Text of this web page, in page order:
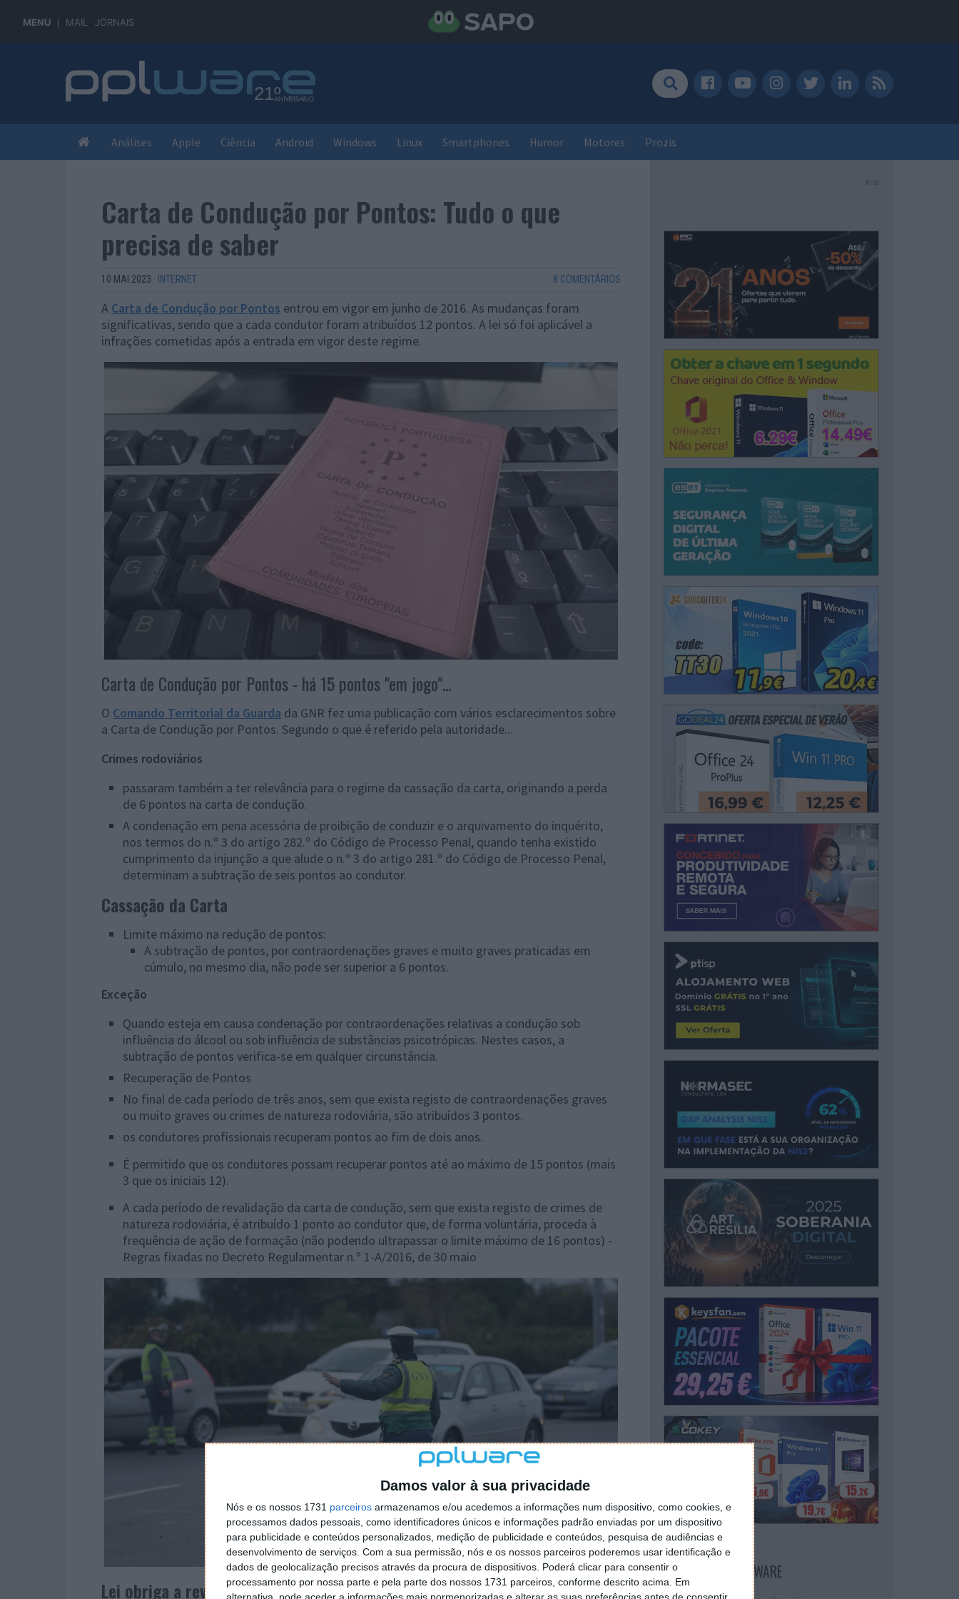
Damos valor à sua privacidade
Nós e os nossos 1731 parceiros armazenamos e/ou acedemos a informações num dispositivo, como cookies, e
processamos dados pessoais, como identificadores únicos e informações padrão enviadas por um dispositivo
para publicidade e conteúdos personalizados, medição de publicidade e conteúdos, pesquisa de audiências e
desenvolvimento de serviços. Com a sua permissão, nós e os nossos parceiros poderemos usar identificação e
dados de geolocalização precisos através da procura de dispositivos. Poderá clicar para consentir o
processamento por nossa parte e pela parte dos nossos 1731 parceiros, conforme descrito acima. Em
MENU MAIL JORNAIS
Análises Apple Ciência Android Windows Linux Smartphones Humor Motores Prozis
Carta de Condução por Pontos: Tudo o que
precisa de saber
10 MAI 2023 · INTERNET 8 COMENTÁRIOS
A Carta de Condução por Pontos entrou em vigor em junho de 2016. As mudanças foram
significativas, sendo que a cada condutor foram atribuídos 12 pontos. A lei só foi aplicável a
infrações cometidas após a entrada em vigor deste regime.
Carta de Condução por Pontos - há 15 pontos "em jogo"...
O Comando Territorial da Guarda da GNR fez uma publicação com vários esclarecimentos sobre
a Carta de Condução por Pontos. Segundo o que é referido pela autoridade...
Crimes rodoviários
passaram também a ter relevância para o regime da cassação da carta, originando a perda
de 6 pontos na carta de condução.
A condenação em pena acessória de proibição de conduzir e o arquivamento do inquérito,
nos termos do n.º 3 do artigo 282.º do Código de Processo Penal, quando tenha existido
cumprimento da injunção a que alude o n.º 3 do artigo 281.º do Código de Processo Penal,
determinam a subtração de seis pontos ao condutor.
Cassação da Carta
Limite máximo na redução de pontos:
A subtração de pontos, por contraordenações graves e muito graves praticadas em
cúmulo, no mesmo dia, não pode ser superior a 6 pontos.
Exceção
Quando esteja em causa condenação por contraordenações relativas a condução sob
influência do álcool ou sob influência de substâncias psicotrópicas. Nestes casos, a
subtração de pontos verifica-se em qualquer circunstância.
Recuperação de Pontos
No final de cada período de três anos, sem que exista registo de contraordenações graves
ou muito graves ou crimes de natureza rodoviária, são atribuídos 3 pontos.
os condutores profissionais recuperam pontos ao fim de dois anos.
É permitido que os condutores possam recuperar pontos até ao máximo de 15 pontos (mais
3 que os iniciais 12).
A cada período de revalidação da carta de condução, sem que exista registo de crimes de
natureza rodoviária, é atribuído 1 ponto ao condutor que, de forma voluntária, proceda à
frequência de ação de formação (não podendo ultrapassar o limite máximo de 16 pontos) -
Regras fixadas no Decreto Regulamentar n.º 1-A/2016, de 30 maio
Lei obriga a revalidar a carta antes da data assinalada no seu título?
PUB
NEWSLETTER PPLWARE